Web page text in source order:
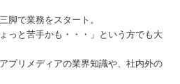
脚で業務をスタート。
っと苦手かも・・・」という方でも大
プリメディアの業界知識や、社内外の